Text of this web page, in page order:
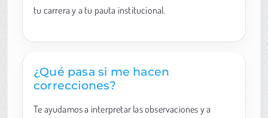
tu carrera y a tu pauta institucional.
¿Qué pasa si me hacen
correcciones?
Te ayudamos a interpretar las observaciones y a